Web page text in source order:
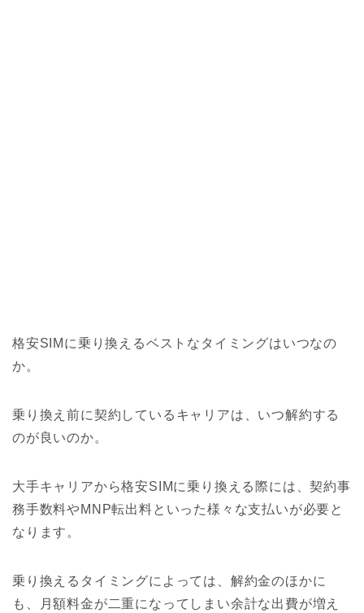
格安SIMに乗り換えるベストなタイミングはいつなの
か。
乗り換え前に契約しているキャリアは、いつ解約する
のが良いのか。
大手キャリアから格安SIMに乗り換える際には、契約事
務手数料やMNP転出料といった様々な支払いが必要と
なります。
乗り換えるタイミングによっては、解約金のほかに
も、月額料金が二重になってしまい余計な出費が増え